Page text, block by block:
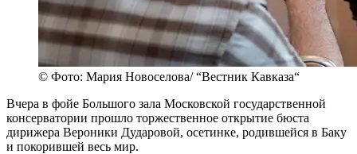
© Фото: Мария Новоселова/ “Вестник Кавказа“
Вчера в фойе Большого зала Московской государственной
консерватории прошло торжественное открытие бюста
дирижера Вероники Дударовой, осетинке, родившейся в Баку
и покорившей весь мир.